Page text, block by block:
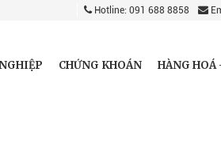
Hotline: 091 688 8858
CHỨNG KHOÁN HÀNG